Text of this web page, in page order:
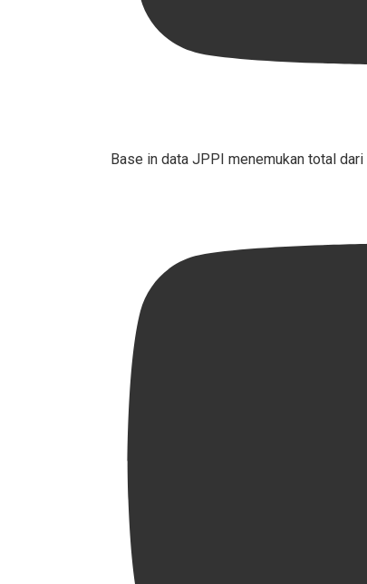
Base in data JPPI menemukan total